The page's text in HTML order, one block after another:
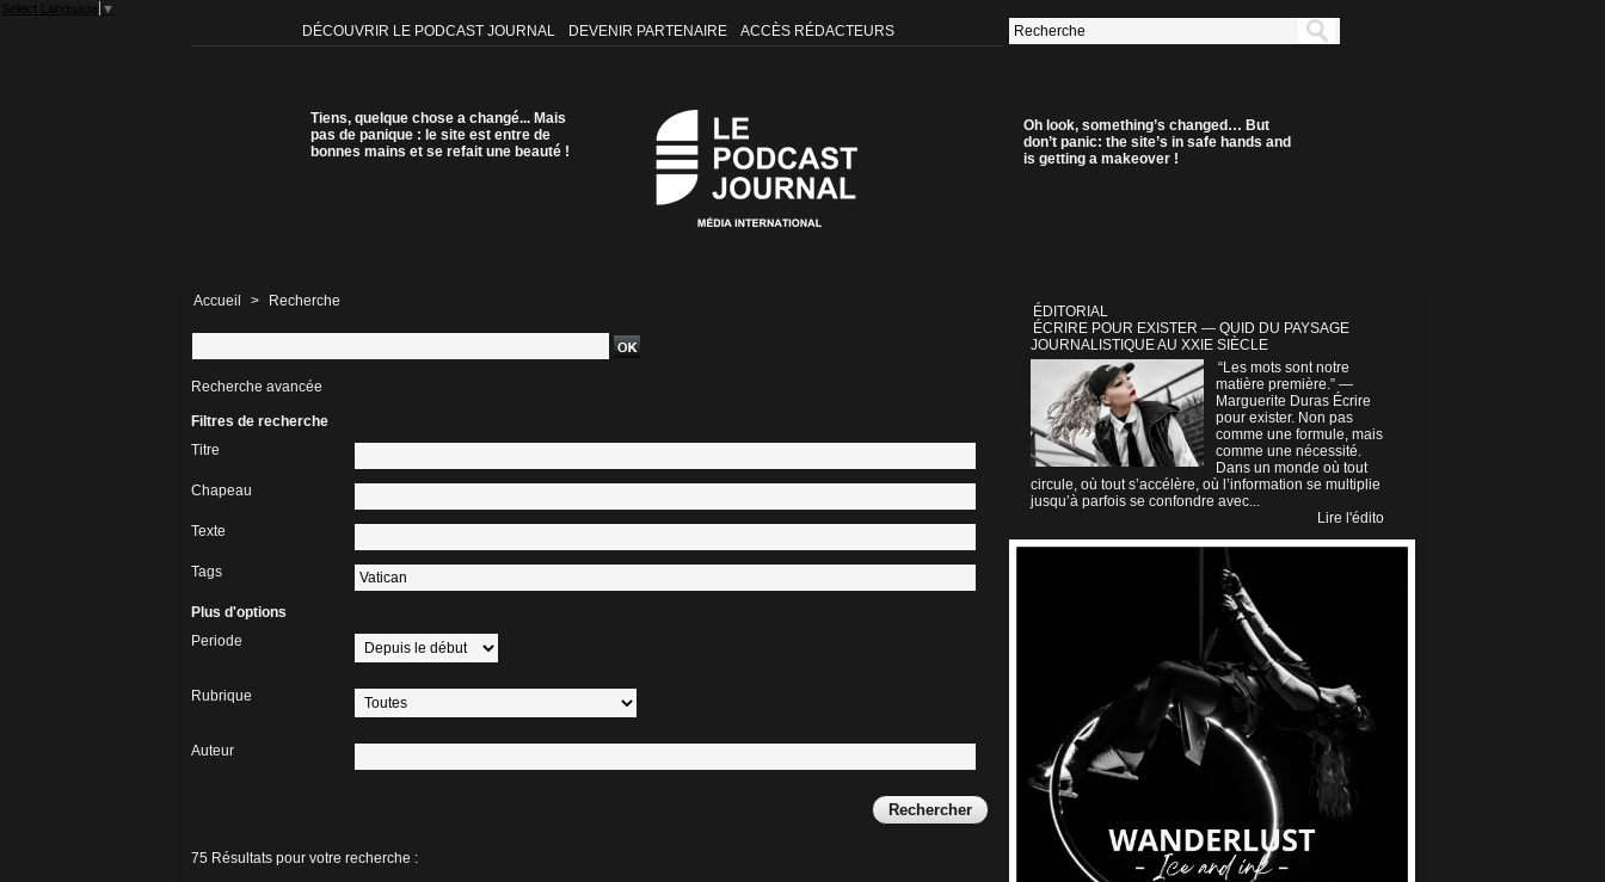
Select Language ▼
DÉCOUVRIR LE PODCAST JOURNAL DEVENIR PARTENAIRE ACCÈS RÉDACTEURS
Tiens, quelque chose a changé... Mais
pas de panique : le site est entre de
bonnes mains et se refait une beauté !
Oh look, something’s changed… But
don’t panic: the site’s in safe hands and
is getting a makeover !
Accueil > Recherche
Recherche avancée
Filtres de recherche
Titre
Chapeau
Texte
Tags
Plus d'options
Periode
Rubrique
Auteur
75 Résultats pour votre recherche :
ÉDITORIAL
ÉCRIRE POUR EXISTER — QUID DU PAYSAGE
JOURNALISTIQUE AU XXIE SIÈCLE
“Les mots sont notre
matière première.” —
Marguerite Duras Écrire
pour exister. Non pas
comme une formule, mais
comme une nécessité.
Dans un monde où tout
circule, où tout s’accélère, où l’information se multiplie
jusqu’à parfois se confondre avec...
Lire l'édito